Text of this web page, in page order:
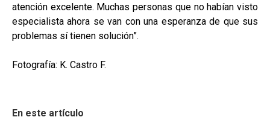
atención excelente. Muchas personas que no habían visto
especialista ahora se van con una esperanza de que sus
problemas sí tienen solución”.
Fotografía: K. Castro F.
En este artículo